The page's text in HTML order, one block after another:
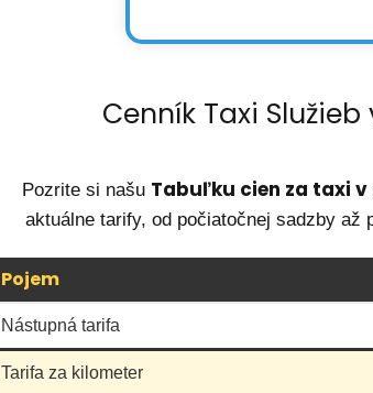
Cenník Taxi
Pozrite si našu Tabuľku cien za taxi v
aktuálne tarify, od počiatočnej sadzby až
Pojem
Nástupná tarifa
Tarifa za kilometer